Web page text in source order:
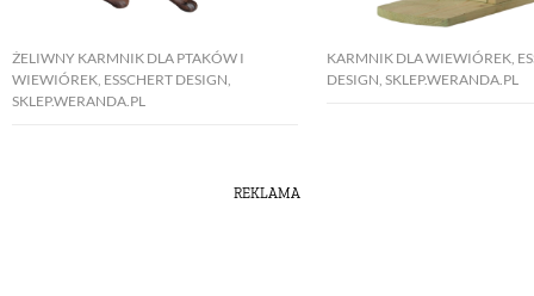
ŻELIWNY KARMNIK DLA PTAKÓW I
WIEWIÓREK, ESSCHERT DESIGN,
SKLEP.WERANDA.PL
KARMNIK DLA WIEWIÓREK,
DESIGN, SKLEP.WERANDA.PL
REKLAMA